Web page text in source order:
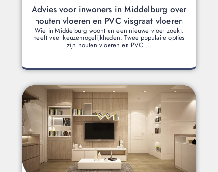
Advies voor inwoners in Middelburg over
houten vloeren en PVC visgraat vloeren
Wie in Middelburg woont en een nieuwe vloer zoekt,
heeft veel keuzemogelijkheden. Twee populaire opties
zijn houten vloeren en PVC ...